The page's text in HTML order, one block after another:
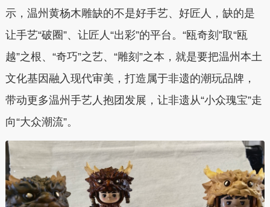
示，温州黄杨木雕缺的不是好手艺、好匠人，缺的是
让手艺“破圈”、让匠人“出彩”的平台。“瓯奇刻”取“瓯
越”之根、“奇巧”之艺、“雕刻”之本，就是要把温州本土
文化基因融入现代审美，打造属于非遗的潮玩品牌，
带动更多温州手艺人抱团发展，让非遗从“小众瑰宝”走
向“大众潮流”。